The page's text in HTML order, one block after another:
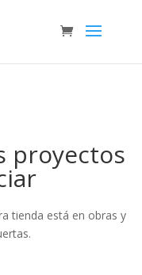
proyectos
tienda está en obras y